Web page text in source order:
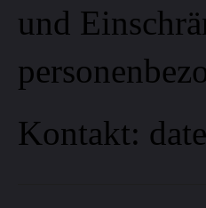
und
Kontakt: